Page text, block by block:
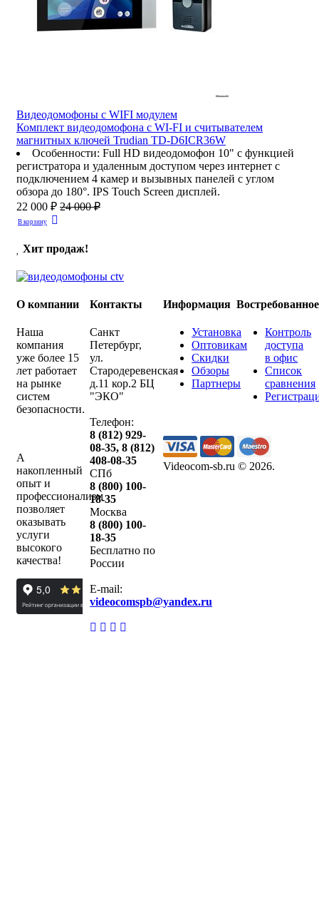
Видеодомофоны c WIFI модулем
Комплект видеодомофона с WI-FI и считывателем
магнитных ключей Trudian TD-D6ICR36W
Особенности: Full HD видеодомофон 10" с функцией
регистратора и удаленным доступом через интернет с
подключением 4 камер и вызывных панелей с углом
обзора до 180°. IPS Touch Screen дисплей.
22 000 ₽ 24 000 ₽
В корзину
Хит продаж!
О компании
Наша
компания
уже более 15
лет работает
на рынке
систем
безопасности.
А
накопленный
опыт и
профессионализм
позволяет
оказывать
услуги
высокого
качества!
Контакты
Санкт
Петербург,
ул.
Стародеревенская
д.11 кор.2 БЦ
"ЭКО"
Телефон:
8 (812) 929-
08-35,8 (812)
408-08-35
СПб
8 (800) 100-
18-35
Москва
8 (800) 100-
18-35
Бесплатно по
России
E-mail:
videocomspb@yandex.ru
Информация
Установка
Оптовикам
Скидки
Обзоры
Партнеры
Востребованное
Контроль
доступа
в офис
Список
сравнения
Videocom-sb.ru © 2026.